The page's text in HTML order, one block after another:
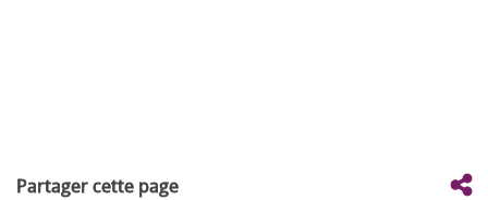
Partager cette page